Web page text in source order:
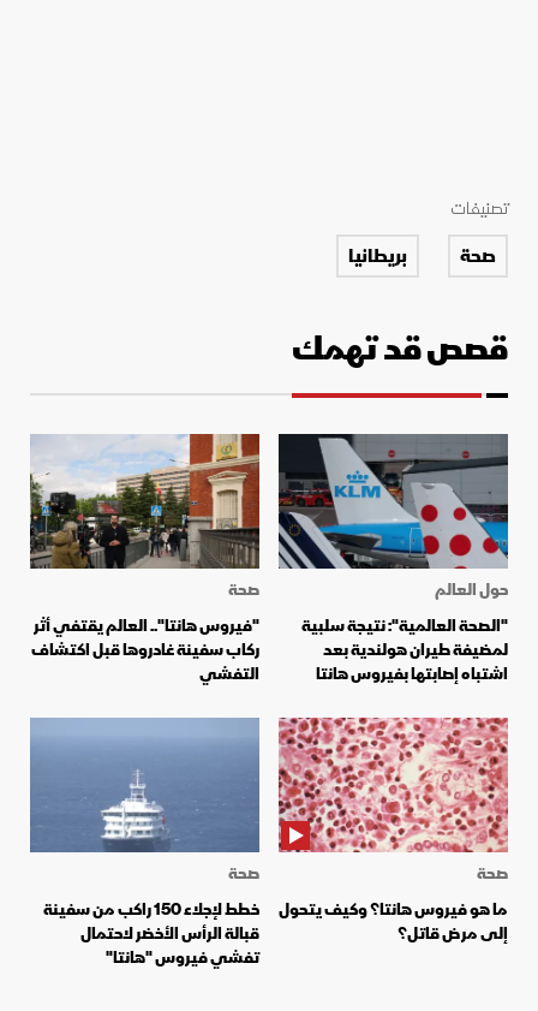
تصنيفات
صحة بريطانيا
قصص قد تهمك
حول العالم
"الصحة العالمية": نتيجة سلبية
لمضيفة طيران هولندية بعد
اشتباه إصابتها بفيروس هانتا
صحة
"فيروس هانتا".. العالم يقتفي أثر
ركاب سفينة غادروها قبل اكتشاف
التفشي
صحة
ما هو فيروس هانتا؟ وكيف يتحول
إلى مرض قاتل؟
صحة
خطط لإجلاء 150 راكب من سفينة
قبالة الرأس الأخضر لاحتمال
تفشي فيروس "هانتا"